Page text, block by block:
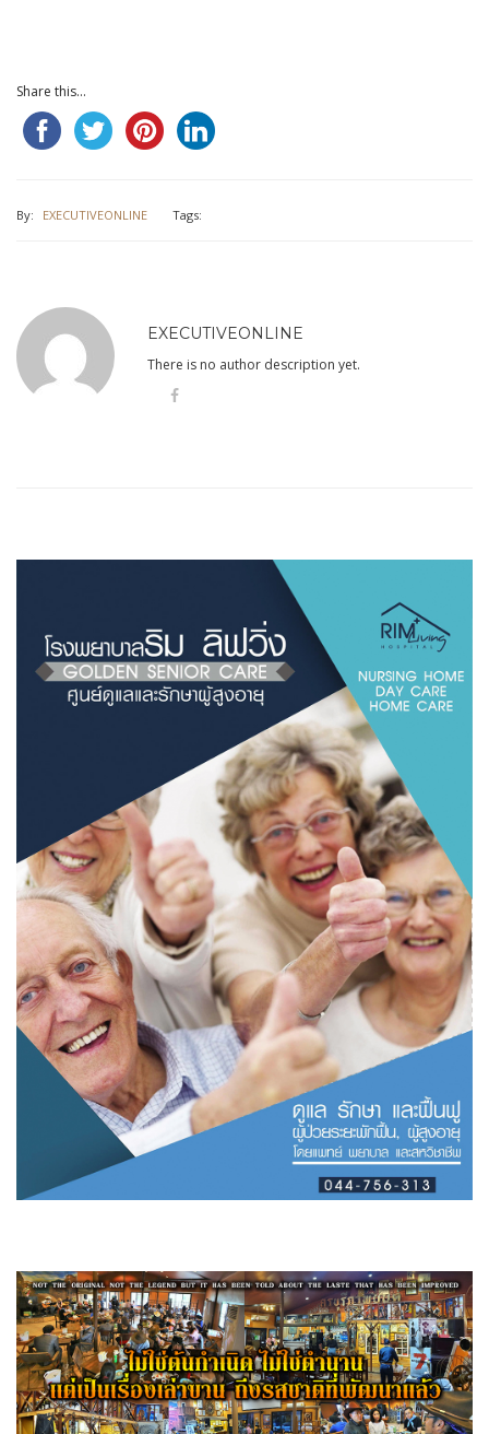
Share this...
By: EXECUTIVEONLINE Tags:
EXECUTIVEONLINE
There is no author description yet.